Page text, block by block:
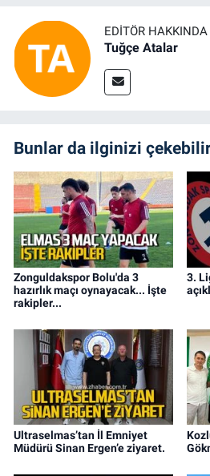
EDITÖR HAKKINDA
Tuğçe Atalar
Bunlar da ilginizi
Zonguldakspor Bolu'da 3
hazırlık maçı oynayacak... İşte
rakipler...
3.
Ultraselmas’tan İl Emniyet
Müdürü Sinan Ergen’e ziyaret.